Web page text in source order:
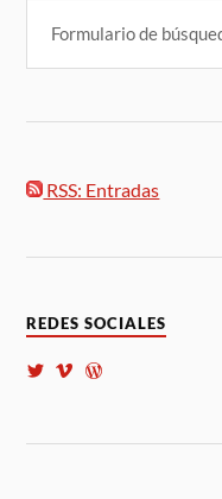
RSS: Entradas
REDES SOCIALES